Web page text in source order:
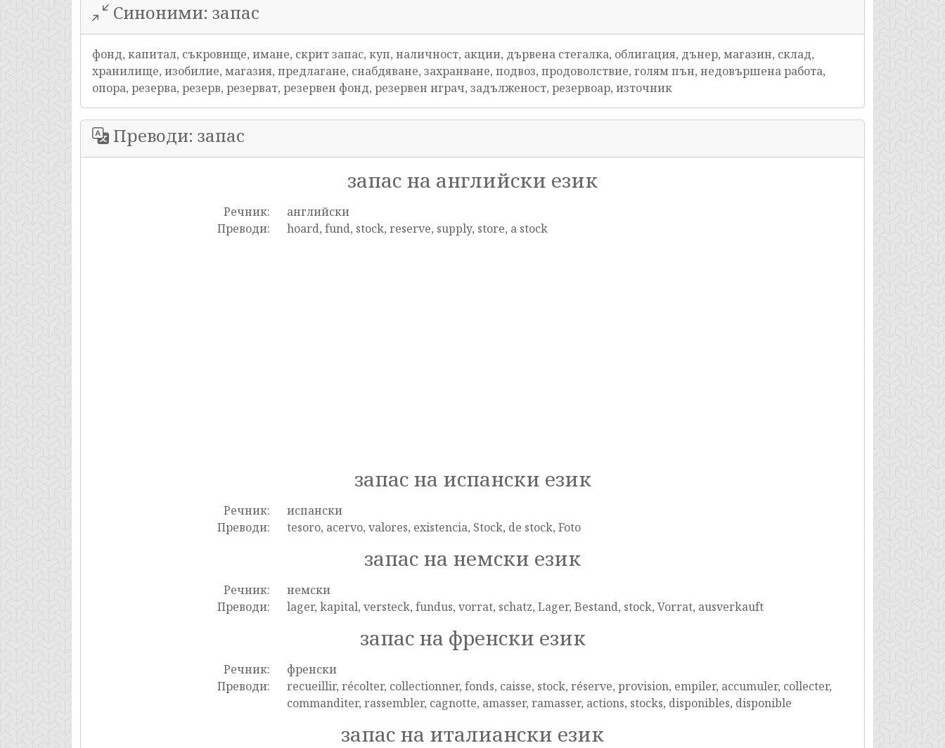
Синоними: запас
фонд, капитал, съкровище, имане, скрит запас, куп, наличност, акции, дървена стегалка, облигация, дънер, магазин, склад,
хранилище, изобилие, магазия, предлагане, снабдяване, захранване, подвоз, продоволствие, голям пън, недовършена работа,
опора, резерва, резерв, резерват, резервен фонд, резервен играч, задълженост, резервоар, източник
Преводи: запас
запас на английски език
Речник:
английски
Преводи:
hoard, fund, stock, reserve, supply, store, a stock
запас на испански език
Речник:
испански
Преводи:
tesoro, acervo, valores, existencia, Stock, de stock, Foto
запас на немски език
Речник:
немски
Преводи:
lager, kapital, versteck, fundus, vorrat, schatz, Lager, Bestand, stock, Vorrat, ausverkauft
запас на френски език
Речник:
френски
Преводи:
recueillir, récolter, collectionner, fonds, caisse, stock, réserve, provision, empiler, accumuler, collecter,
commanditer, rassembler, cagnotte, amasser, ramasser, actions, stocks, disponibles, disponible
запас на италиански език